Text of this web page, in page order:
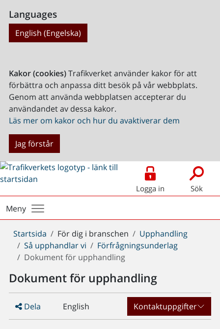
Languages
English (Engelska)
Kakor (cookies)Trafikverket använder kakor för att
förbättra och anpassa ditt besök på vår webbplats.
Genom att använda webbplatsen accepterar du
användandet av dessa kakor.
Läs mer om kakor och hur du avaktiverar dem
Jag förstår
Logga in Sök
Meny
Du
är
här:
Startsida För dig i branschen
Upphandling
Så upphandlar vi
Förfrågningsunderlag
Dokument för upphandling
Dokument för upphandling
Dela English Kontaktuppgifter